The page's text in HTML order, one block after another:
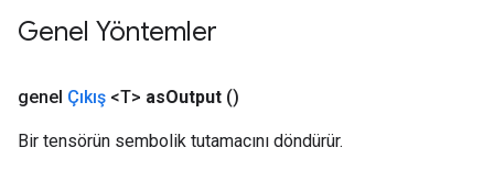
Genel Yöntemler
genel Çıkış <T> asOutput ()
Bir tensörün sembolik tutamacını döndürür.